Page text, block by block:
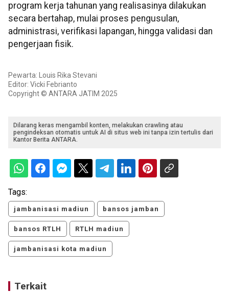
program kerja tahunan yang realisasinya dilakukan
secara bertahap, mulai proses pengusulan,
administrasi, verifikasi lapangan, hingga validasi dan
pengerjaan fisik.
Pewarta: Louis Rika Stevani
Editor: Vicki Febrianto
Copyright © ANTARA JATIM 2025
Dilarang keras mengambil konten, melakukan crawling atau
pengindeksan otomatis untuk AI di situs web ini tanpa izin tertulis dari
Kantor Berita ANTARA.
Tags:
jambanisasi madiun bansos jamban
bansos RTLH RTLH madiun
jambanisasi kota madiun
Terkait